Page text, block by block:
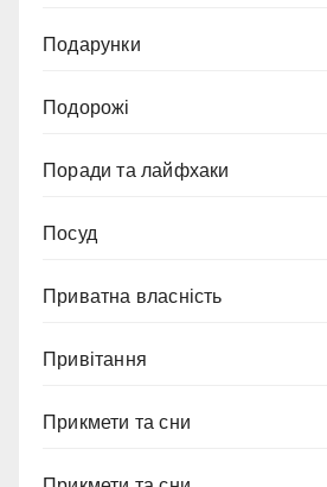
Подарунки
Подорожі
Поради та лайфхаки
Посуд
Приватна власність
Привітання
Прикмети та сни